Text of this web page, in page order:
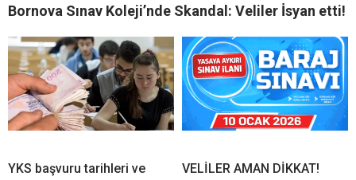
Bornova Sınav Koleji’nde Skandal: Veliler İsyan etti!
YKS başvuru tarihleri ve
VELİLER AMAN DİKKAT!